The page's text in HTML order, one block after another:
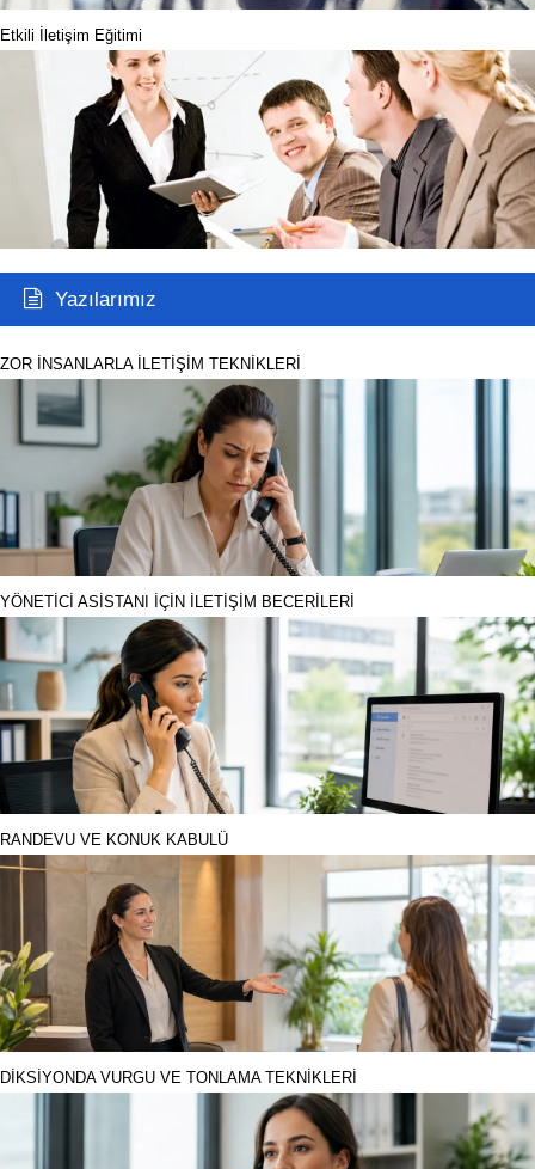
Etkili İletişim Eğitimi
Yazılarımız
ZOR İNSANLARLA İLETİŞİM TEKNİKLERİ
YÖNETİCİ ASİSTANI İÇİN İLETİŞİM BECERİLERİ
RANDEVU VE KONUK KABULÜ
DİKSİYONDA VURGU VE TONLAMA TEKNİKLERİ